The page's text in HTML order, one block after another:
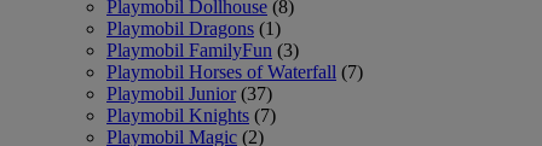
Playmobil Dollhouse (8)
Playmobil Dragons (1)
Playmobil FamilyFun (3)
Playmobil Horses of Waterfall (7)
Playmobil Junior (37)
Playmobil Knights (7)
Playmobil Magic (2)